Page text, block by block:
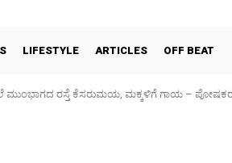
LIFESTYLE ARTICLES OFF BEAT
ಮುಂಭಾಗದ ರಸ್ತೆ ಕೆಸರುಮಯ, ಮಕ್ಕಳಿಗೆ ಗಾಯ –